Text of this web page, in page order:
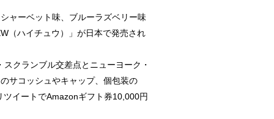
ャーベット味、ブルーラズベリー味
（ハイチュウ）」が日本で発売され
クランブル交差点とニューヨーク・
サコッシュやキャップ、個包装の
イートでAmazonギフト券10,000円